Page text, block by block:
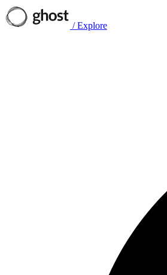
/ Explore